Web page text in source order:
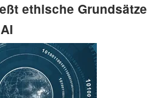
ethische Grundsätze